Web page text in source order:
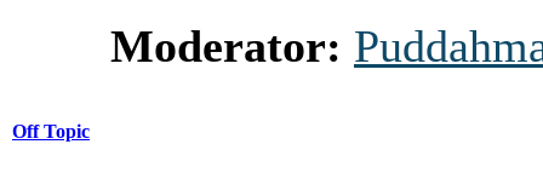
Moderator:
Off Topic